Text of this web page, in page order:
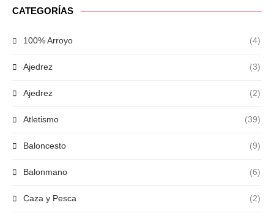
CATEGORÍAS
100% Arroyo (4)
Ajedrez (3)
Ajedrez (2)
Atletismo (39)
Baloncesto (9)
Balonmano (6)
Caza y Pesca (2)